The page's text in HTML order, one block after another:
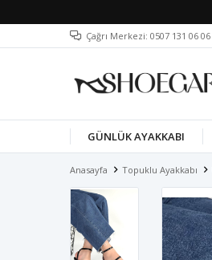
Çağrı Merkezi: 0507 131 06 06
GÜNLÜK AYAKKABI
Anasayfa Topuklu Ayakkabı